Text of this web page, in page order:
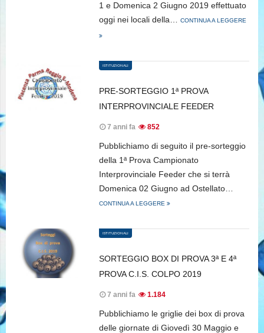
1 e Domenica 2 Giugno 2019 effettuato
oggi nei locali della…
CONTINUA A LEGGERE
ISTITUZIONALI
PRE-SORTEGGIO 1ª PROVA
INTERPROVINCIALE FEEDER
7 anni fa 852
Pubblichiamo di seguito il pre-sorteggio
della 1ª Prova Campionato
Interprovinciale Feeder che si terrà
Domenica 02 Giugno ad Ostellato…
CONTINUA A LEGGERE
ISTITUZIONALI
SORTEGGIO BOX DI PROVA 3ª E 4ª
PROVA C.I.S. COLPO 2019
7 anni fa 1.184
Pubblichiamo le griglie dei box di prova
delle giornate di Giovedì 30 Maggio e